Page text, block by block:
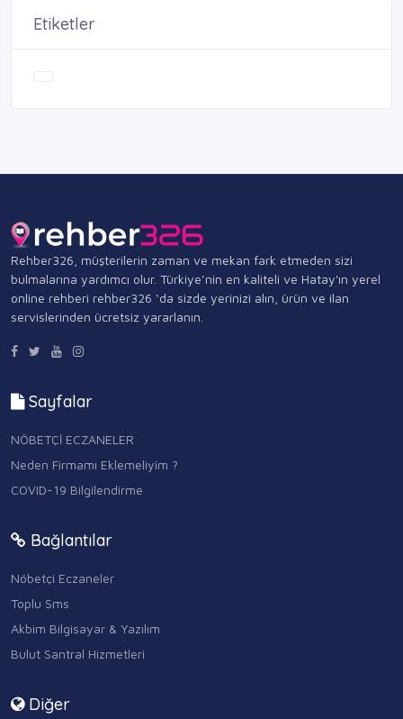
Etiketler
Rehber326, müşterilerin zaman ve mekan fark etmeden sizi
bulmalarına yardımcı olur. Türkiye’nin en kaliteli ve Hatay'ın yerel
online rehberi rehber326 ‘da sizde yerinizi alın, ürün ve ilan
servislerinden ücretsiz yararlanın.
Sayfalar
NÖBETÇİ ECZANELER
Neden Firmamı Eklemeliyim ?
COVID-19 Bilgilendirme
Bağlantılar
Nöbetçi Eczaneler
Toplu Sms
Akbim Bilgisayar & Yazılım
Bulut Santral Hizmetleri
Diğer